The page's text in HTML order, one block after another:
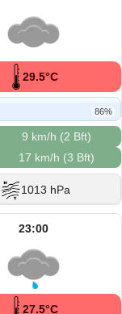
29.5°C
86%
9 km/h (2 Bft)
17 km/h (3 Bft)
1013 hPa
23:00
27.5°C